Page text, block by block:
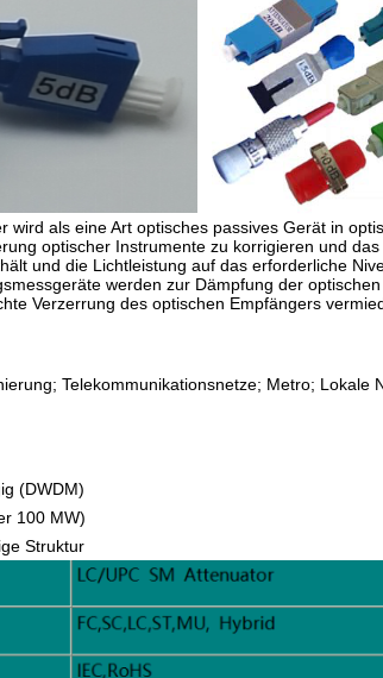
wird als eine Art optisches passives Gerät in
optischer Instrumente zu korrigieren und
und die Lichtleistung auf das erforderliche
werden zur Dämpfung der
Verzerrung des optischen Empfängers
Telekommunikationsnetze; Metro;
(DWDM)
100 MW)
Struktur